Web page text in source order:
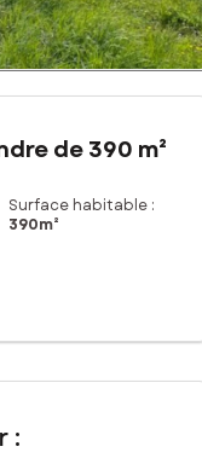
de 390 m²
Surface habitable :
390m²
: